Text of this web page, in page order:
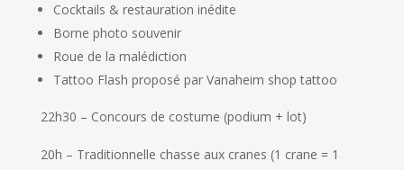
Cocktails & restauration inédite
Borne photo souvenir
Roue de la malédiction
Tattoo Flash proposé par Vanaheim shop tattoo
22h30 – Concours de costume (podium + lot)
20h – Traditionnelle chasse aux cranes (1 crane = 1